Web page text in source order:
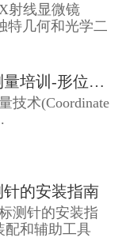
线显微镜
特几何和光学二
蔡司三坐标测量培训-形位公差及测...
术(Coordinate
的安装指南
针的安装指
和辅助工具